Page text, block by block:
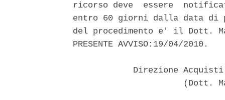
ricorso deve  essere
entro 60 giorni dalla data di
del procedimento e' il Dott.
PRESENTE AVVISO:19/04/2010.
Direzione
(Dott.